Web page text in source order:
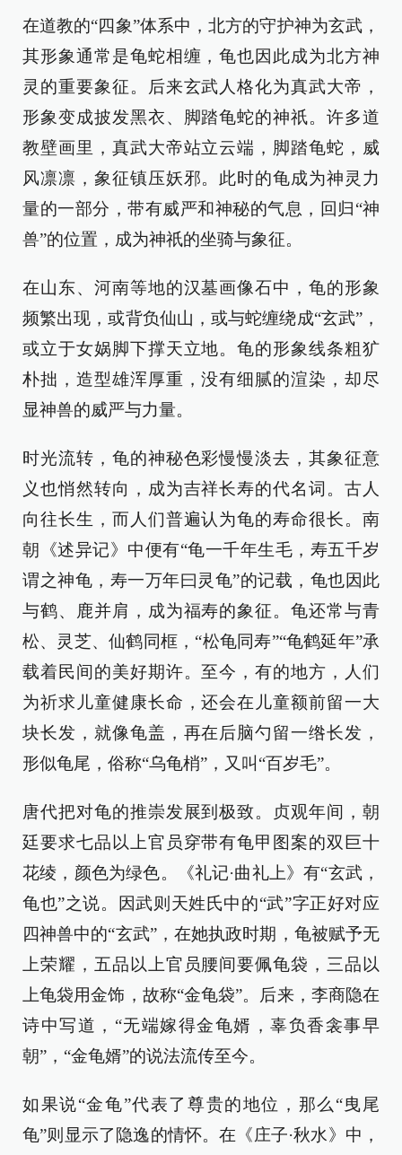
在道教的“四象”体系中，北方的守护神为玄武，
其形象通常是龟蛇相缠，龟也因此成为北方神
灵的重要象征。后来玄武人格化为真武大帝，
形象变成披发黑衣、脚踏龟蛇的神祇。许多道
教壁画里，真武大帝站立云端，脚踏龟蛇，威
风凛凛，象征镇压妖邪。此时的龟成为神灵力
量的一部分，带有威严和神秘的气息，回归“神
兽”的位置，成为神祇的坐骑与象征。
在山东、河南等地的汉墓画像石中，龟的形象
频繁出现，或背负仙山，或与蛇缠绕成“玄武”，
或立于女娲脚下撑天立地。龟的形象线条粗犷
朴拙，造型雄浑厚重，没有细腻的渲染，却尽
显神兽的威严与力量。
时光流转，龟的神秘色彩慢慢淡去，其象征意
义也悄然转向，成为吉祥长寿的代名词。古人
向往长生，而人们普遍认为龟的寿命很长。南
朝《述异记》中便有“龟一千年生毛，寿五千岁
谓之神龟，寿一万年曰灵龟”的记载，龟也因此
与鹤、鹿并肩，成为福寿的象征。龟还常与青
松、灵芝、仙鹤同框，“松龟同寿”“龟鹤延年”承
载着民间的美好期许。至今，有的地方，人们
为祈求儿童健康长命，还会在儿童额前留一大
块长发，就像龟盖，再在后脑勺留一绺长发，
形似龟尾，俗称“乌龟梢”，又叫“百岁毛”。
唐代把对龟的推崇发展到极致。贞观年间，朝
廷要求七品以上官员穿带有龟甲图案的双巨十
花绫，颜色为绿色。《礼记·曲礼上》有“玄武，
龟也”之说。因武则天姓氏中的“武”字正好对应
四神兽中的“玄武”，在她执政时期，龟被赋予无
上荣耀，五品以上官员腰间要佩龟袋，三品以
上龟袋用金饰，故称“金龟袋”。后来，李商隐在
诗中写道，“无端嫁得金龟婿，辜负香衾事早
朝”，“金龟婿”的说法流传至今。
如果说“金龟”代表了尊贵的地位，那么“曳尾
龟”则显示了隐逸的情怀。在《庄子·秋水》中，